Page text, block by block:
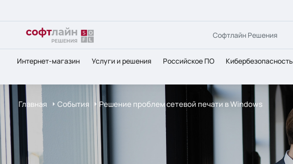
Софтлайн Решения
Интернет-магазин Услуги и решения Российское ПО Кибербезопасность
Главная События Решение проблем сетевой печати в Windows